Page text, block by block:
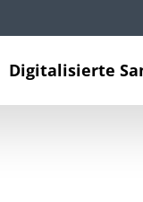
Digitalisierte